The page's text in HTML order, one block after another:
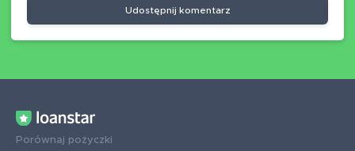
Udostępnij komentarz
Porównaj pożyczki